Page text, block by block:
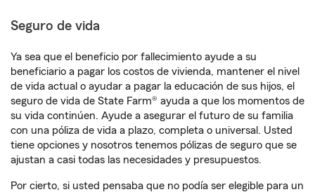
Seguro de vida
Ya sea que el beneficio por fallecimiento ayude a su
beneficiario a pagar los costos de vivienda, mantener el nivel
de vida actual o ayudar a pagar la educación de sus hijos, el
seguro de vida de State Farm® ayuda a que los momentos de
su vida continúen. Ayude a asegurar el futuro de su familia
con una póliza de vida a plazo, completa o universal. Usted
tiene opciones y nosotros tenemos pólizas de seguro que se
ajustan a casi todas las necesidades y presupuestos.
Por cierto, si usted pensaba que no podía ser elegible para un